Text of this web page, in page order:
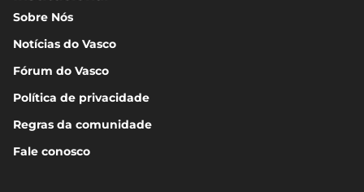
Sobre Nós
Notícias do Vasco
Fórum do Vasco
Política de privacidade
Regras da comunidade
Fale conosco